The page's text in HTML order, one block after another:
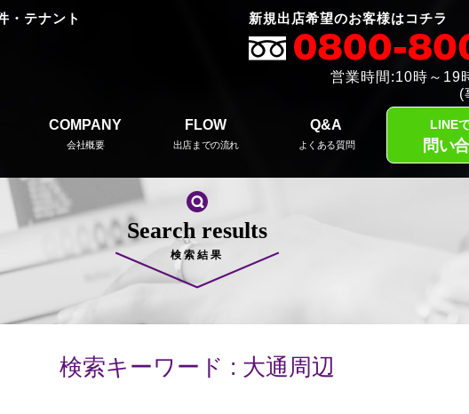
・テナント 新規出店希望のお客様はコチラ
営業時間:10時～19
(
COMPANY
会社概要
FLOW
出店までの流れ
Q&A
よくある質問
LINE
問い
Search results
検索結果
検索キーワード : 大通周辺